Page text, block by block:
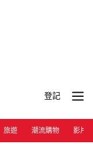
登記
旅遊 潮流購物 影片